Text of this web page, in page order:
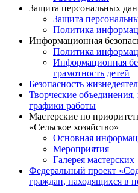
Защита персональных
Защита
Политика
Информационная
Политика
Информационная
грамотность детей
Безопасность
Творческие
графики работы
Мастерские по
«Сельское хозяйство»
Основная
Мероприятия
Галерея мастерских
Федеральный проект
граждан, находящихся в